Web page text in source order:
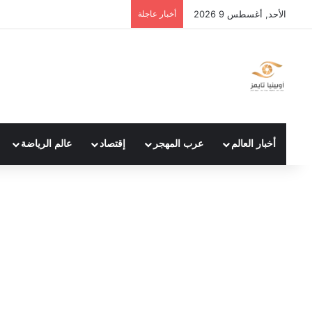
الأحد, أغسطس 9 2026 أخبار عاجلة
أخبار العالم عرب المهجر إقتصاد عالم الرياضة